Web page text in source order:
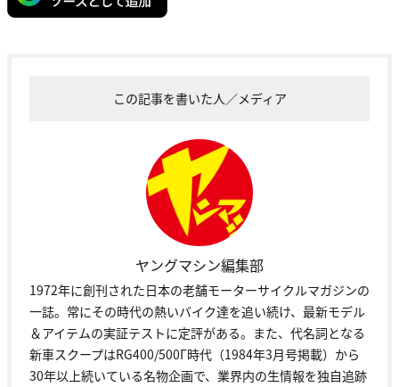
この記事を書いた人／メディア
ヤングマシン編集部
1972年に創刊された日本の老舗モーターサイクルマガジンの
一誌。常にその時代の熱いバイク達を追い続け、最新モデル
＆アイテムの実証テストに定評がある。また、代名詞となる
新車スクープはRG400/500Γ時代（1984年3月号掲載）から
30年以上続いている名物企画で、業界内の生情報を独自追跡